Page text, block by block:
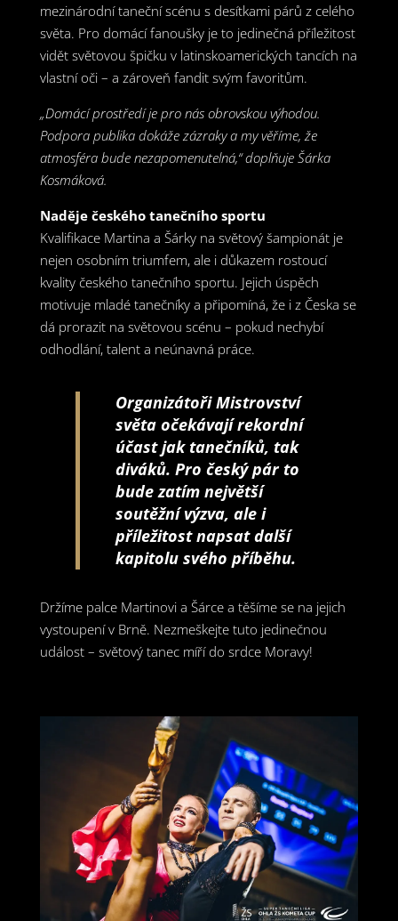
mezinárodní taneční scénu s desítkami párů z celého
světa. Pro domácí fanoušky je to jedinečná příležitost
vidět světovou špičku v latinskoamerických tancích na
vlastní oči – a zároveň fandit svým favoritům.
„Domácí prostředí je pro nás obrovskou výhodou.
Podpora publika dokáže zázraky a my věříme, že
atmosféra bude nezapomenutelná,“ doplňuje Šárka
Kosmáková.
Naděje českého tanečního sportu
Kvalifikace Martina a Šárky na světový šampionát je
nejen osobním triumfem, ale i důkazem rostoucí
kvality českého tanečního sportu. Jejich úspěch
motivuje mladé tanečníky a připomíná, že i z Česka se
dá prorazit na světovou scénu – pokud nechybí
odhodlání, talent a neúnavná práce.
Organizátoři Mistrovství
světa očekávají rekordní
účast jak tanečníků, tak
diváků. Pro český pár to
bude zatím největší
soutěžní výzva, ale i
příležitost napsat další
kapitolu svého příběhu.
Držíme palce Martinovi a Šárce a těšíme se na jejich
vystoupení v Brně. Nezmeškejte tuto jedinečnou
událost – světový tanec míří do srdce Moravy!